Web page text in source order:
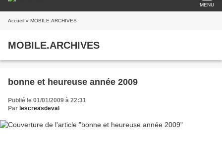
MENU
Accueil » MOBILE.ARCHIVES
MOBILE.ARCHIVES
bonne et heureuse année 2009
Publié le 01/01/2009 à 22:31
Par lescreasdeval